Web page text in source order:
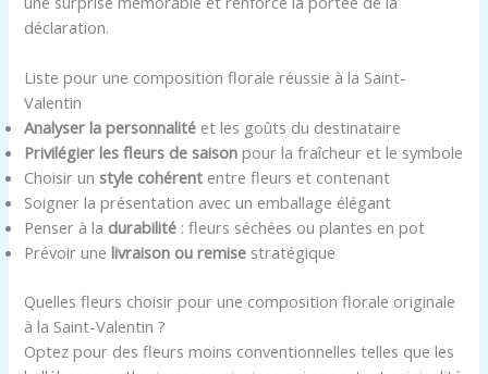
déclaration.
Liste pour une composition florale réussie à la Saint-
Valentin
Analyser la personnalité et les goûts du destinataire
Privilégier les fleurs de saison pour la fraîcheur et le symbole
Choisir unstyle cohérent entre fleurs et contenant
Soigner la présentation avec un emballage élégant
Penser à la durabilité : fleurs séchées ou plantes en pot
Prévoir unelivraison ou remise stratégique
Quelles fleurs choisir pour une composition florale originale
à la Saint-Valentin ?
Optez pour des fleurs moins conventionnelles telles que les